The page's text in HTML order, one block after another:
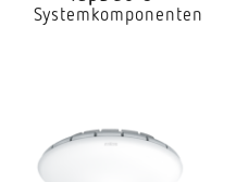
Systemkomponenten